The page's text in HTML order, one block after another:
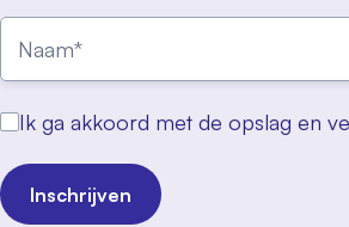
Ik ga akkoord met de opslag en
Inschrijven